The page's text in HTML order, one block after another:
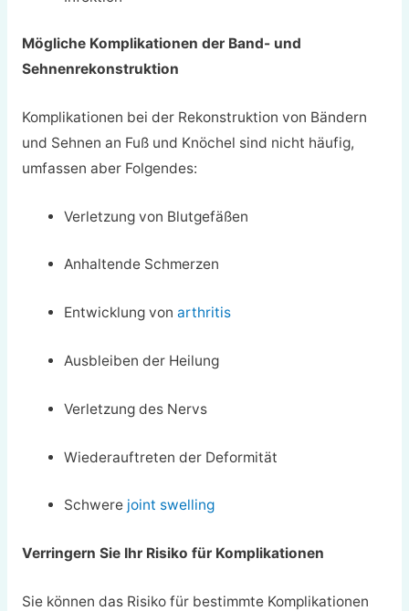
Mögliche Komplikationen der Band- und
Sehnenrekonstruktion
Komplikationen bei der Rekonstruktion von Bändern
und Sehnen an Fuß und Knöchel sind nicht häufig,
umfassen aber Folgendes:
Verletzung von Blutgefäßen
Anhaltende Schmerzen
Entwicklung vonarthritis
Ausbleiben der Heilung
Verletzung des Nervs
Wiederauftreten der Deformität
Schwere joint swelling
Verringern Sie Ihr Risiko für Komplikationen
Sie können das Risiko für bestimmte Komplikationen